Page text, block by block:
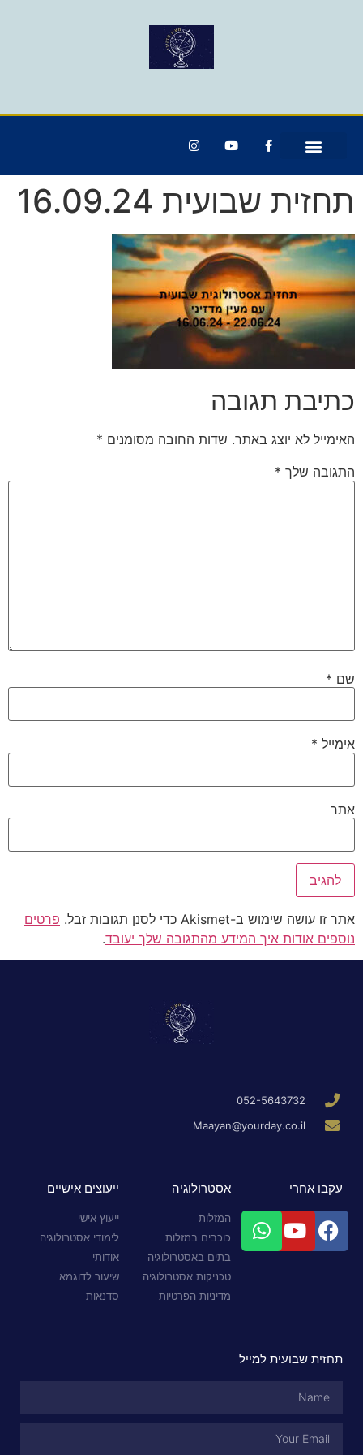
תחזית שבועית 16.09.24
כתיבת תגובה
האימייל לא יוצג באתר. שדות החובה מסומנים *
התגובה שלך *
שם *
אימייל *
אתר
אתר זו עושה שימוש ב-Akismet כדי לסנן תגובות זבל.
פרטים
נוספים אודות איך המידע מהתגובה שלך יעובד.
052-5643732
Maayan@yourday.co.il
עקבו אחרי אסטרולוגיה
המזלות
כוכבים במזלות
בתים באסטרולוגיה
טכניקות אסטרולוגיה
מדיניות הפרטיות
ייעוצים אישיים
ייעוץ אישי
לימודי אסטרולוגיה
אודותי
שיעור לדוגמא
סדנאות
תחזית שבועית למייל